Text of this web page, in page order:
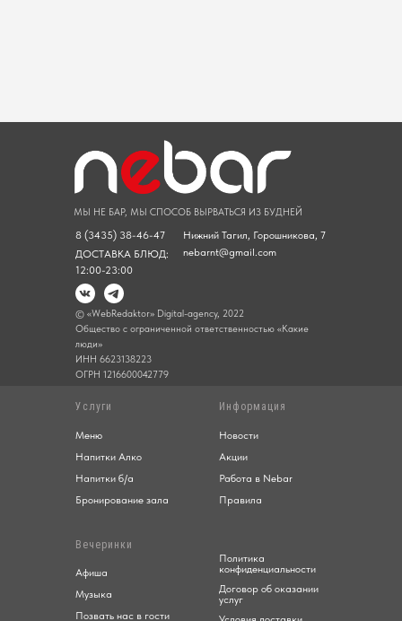
Услуги
Меню
Напитки Алко
Напитки б/а
Бронирование зала
Информация
Новости
Акции
Работа в Nebar
Правила
Вечеринки
Афиша
Музыка
Позвать нас в гости
МЫ НЕ БАР, МЫ СПОСОБ ВЫРВАТЬСЯ ИЗ БУДНЕЙ
© «WebRedaktor» Digital-agency, 2022
Общество с ограниченной ответственностью «Какие
люди»
ИНН 6623138223
ОГРН 1216600042779
Политика
конфиденциальности
Договор об оказании
услуг
Нижний Тагил, Горошникова, 7
nebarnt@gmail.com
8 (3435) 38-46-47
ДОСТАВКА БЛЮД:
12:00-23:00